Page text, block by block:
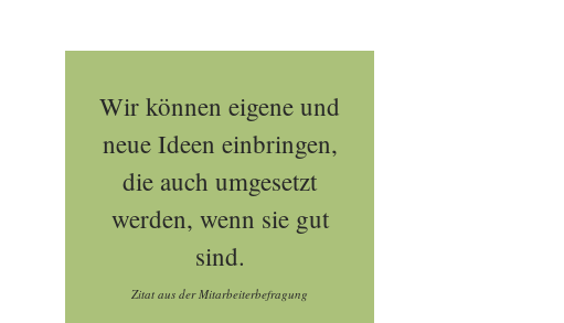
Wir können eigene und
neue Ideen einbringen,
die auch umgesetzt
werden, wenn sie gut
sind.
Zitat aus der Mitarbeiterbefragung